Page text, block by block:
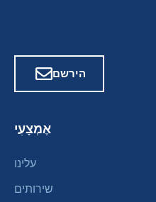
אֶמְצָעִי
עלינו
שירותים
הירשם